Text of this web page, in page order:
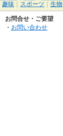
趣味 スポーツ 生物
お問合せ・ご要望
・ お問い合わせ